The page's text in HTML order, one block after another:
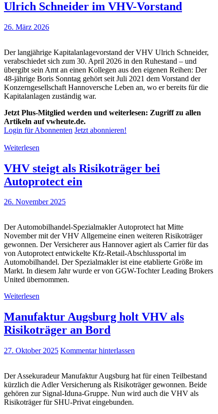
Ulrich Schneider im VHV-Vorstand
26. März 2026
Der langjährige Kapitalanlagevorstand der VHV Ulrich Schneider,
verabschiedet sich zum 30. April 2026 in den Ruhestand – und
übergibt sein Amt an einen Kollegen aus den eigenen Reihen: Der
48-jährige Boris Sonntag gehört seit Juli 2021 dem Vorstand der
Konzerngesellschaft Hannoversche Leben an, wo er bereits für die
Kapitalanlagen zuständig war.
Jetzt Plus-Mitglied werden und weiterlesen: Zugriff zu allen
Artikeln auf vwheute.de.
Login für Abonnenten Jetzt abonnieren!
Weiterlesen
VHV steigt als Risikoträger bei
Autoprotect ein
26. November 2025
Der Automobilhandel-Spezialmakler Autoprotect hat Mitte
November mit der VHV Allgemeine einen weiteren Risikoträger
gewonnen. Der Versicherer aus Hannover agiert als Carrier für das
von Autoprotect entwickelte Kfz-Retail-Abschlussportal im
Automobilhandel. Der Spezialmakler ist eine etablierte Größe im
Markt. In diesem Jahr wurde er von GGW-Tochter Leading Brokers
United übernommen.
Weiterlesen
Manufaktur Augsburg holt VHV als
Risikoträger an Bord
27. Oktober 2025 Kommentar hinterlassen
Der Assekuradeur Manufaktur Augsburg hat für einen Teilbestand
kürzlich die Adler Versicherung als Risikoträger gewonnen. Beide
gehören zur Signal-Iduna-Gruppe. Nun wird auch die VHV als
Risikoträger für SHU-Privat eingebunden.